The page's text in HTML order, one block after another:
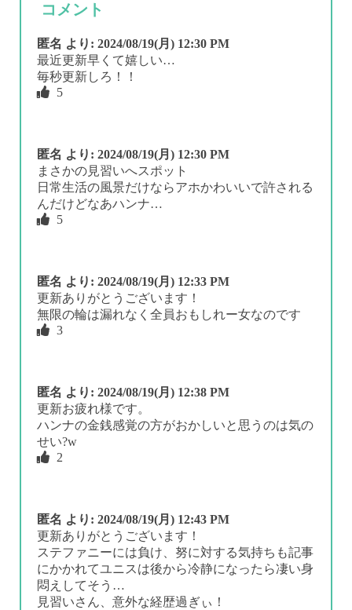
コメント
匿名 より: 2024/08/19(月) 12:30 PM
最近更新早くて嬉しい…
毎秒更新しろ！！
5
匿名 より: 2024/08/19(月) 12:30 PM
まさかの見習いへスポット
日常生活の風景だけならアホかわいいで許される
んだけどなあハンナ…
5
匿名 より: 2024/08/19(月) 12:33 PM
更新ありがとうございます！
無限の輪は漏れなく全員おもしれー女なのです
3
匿名 より: 2024/08/19(月) 12:38 PM
更新お疲れ様です。
ハンナの金銭感覚の方がおかしいと思うのは気の
せい?w
2
匿名 より: 2024/08/19(月) 12:43 PM
更新ありがとうございます！
ステファニーには負け、努に対する気持ちも記事
にかかれてユニスは後から冷静になったら凄い身
悶えしてそう…
見習いさん、意外な経歴過ぎぃ！